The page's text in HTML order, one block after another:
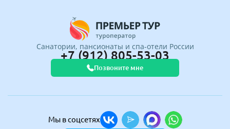
Санатории, пансионаты и спа-отели России
+7 (912) 805-53-03
Позвоните мне
Мы в соцсетях